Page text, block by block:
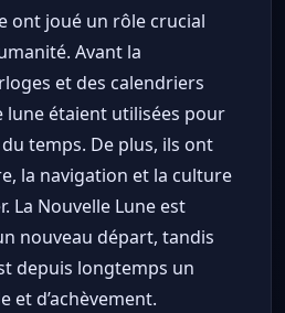
ont joué un rôle crucial
Avant la
et des calendriers
lune étaient utilisées pour
temps. De plus, ils ont
la navigation et la culture
La Nouvelle Lune est
nouveau départ, tandis
depuis longtemps un
et d’achèvement.